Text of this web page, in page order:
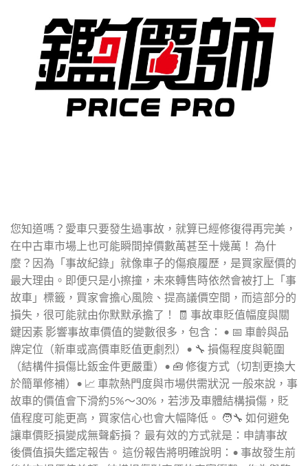
您知道嗎？愛車只要發生過事故，就算已經修復得再完美，
在中古車市場上也可能瞬間掉價數萬甚至十幾萬！ 為什
麼？因為「事故紀錄」就像車子的傷痕履歷，是買家壓價的
最大理由。即便只是小擦撞，未來轉售時依然會被打上「事
故車」標籤，買家會擔心風險、提高議價空間，而這部分的
損失，很可能就由你默默承擔了！ 🧾 事故車貶值幅度與關
鍵因素 影響事故車價值的變數很多，包含： • 📅 車齡與品
牌定位（新車或高價車貶值更劇烈）• 🔧 損傷程度與範圍
（結構件損傷比鈑金件更嚴重）• 🧰 修復方式（切割更換大
於簡單修補）• 📈 車款熱門度與市場供需狀況 一般來說，事
故車的價值會下滑約5%～30%，若涉及車體結構損傷，貶
值程度可能更高，買家信心也會大幅降低。 🧑🔧 如何避免
讓車價貶損變成無聲虧損？ 最有效的方式就是：申請事故
後價值損失鑑定報告。 這份報告將明確說明：• 事故發生前